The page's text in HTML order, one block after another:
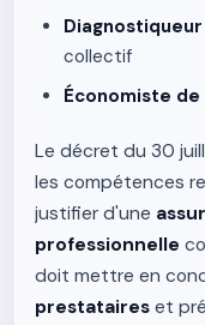
collectif
Économiste
Le décret du 30
les compétences
justifier d'une
professionnelle
doit mettre en
prestataires et